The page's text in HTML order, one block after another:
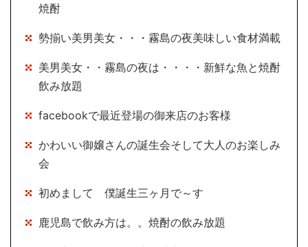
焼酎
勢揃い美男美女・・・霧島の夜美味しい食材満載
美男美女・・霧島の夜は・・・・新鮮な魚と焼酎
飲み放題
facebookで最近登場の御来店のお客様
かわいい御嬢さんの誕生会そして大人のお楽しみ
会
初めまして 僕誕生三ヶ月で～す
鹿児島で飲み方は。。焼酎の飲み放題